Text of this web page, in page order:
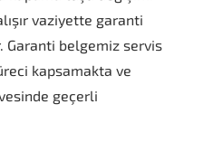
vaziyette garanti
belgemiz servis
kapsamakta ve
geçerli